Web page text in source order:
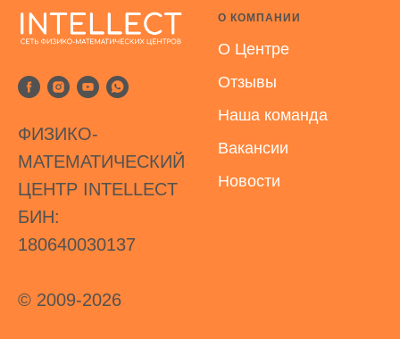
ФИЗИКО-
МАТЕМАТИЧЕСКИЙ
ЦЕНТР INTELLECT
БИН:
180640030137
© 2009-2026
О КОМПАНИИ
О Центре
Отзывы
Наша команда
Вакансии
Новости